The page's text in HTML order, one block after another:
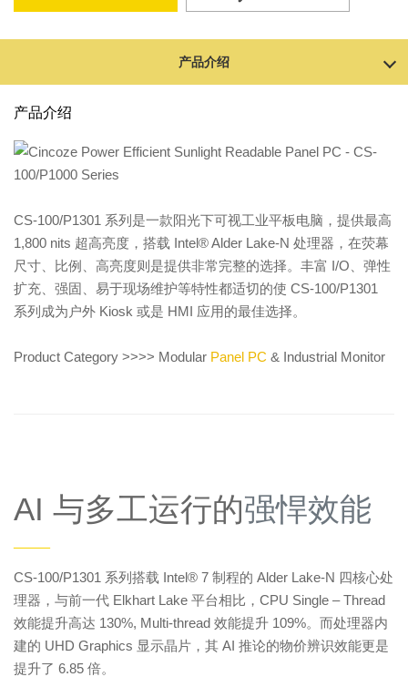
产品介绍
产品介绍
CS-100/P1301 系列是一款阳光下可视工业平板电脑，提供最高
1,800 nits 超高亮度，搭载 Intel® Alder Lake-N 处理器，在荧幕
尺寸、比例、高亮度则是提供非常完整的选择。丰富 I/O、弹性
扩充、强固、易于现场维护等特性都适切的使 CS-100/P1301
系列成为户外 Kiosk 或是 HMI 应用的最佳选择。
Product Category >>>> Modular Panel PC & Industrial Monitor
AI 与多工运行的强悍效能
——
CS-100/P1301 系列搭载 Intel® 7 制程的 Alder Lake-N 四核心处
理器，与前一代 Elkhart Lake 平台相比，CPU Single – Thread
效能提升高达 130%, Multi-thread 效能提升 109%。而处理器内
建的 UHD Graphics 显示晶片，其 AI 推论的物价辨识效能更是
提升了 6.85 倍。